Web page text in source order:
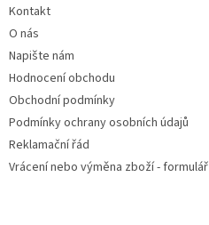
Kontakt
O nás
Napište nám
Hodnocení obchodu
Obchodní podmínky
Podmínky ochrany osobních údajů
Reklamační řád
Vrácení nebo výměna zboží - formulář